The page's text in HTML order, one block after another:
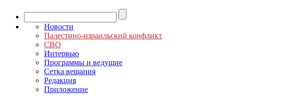
Новости
Палестино-израильский конфликт
СВО
Интервью
Программы и ведущие
Сетка вещания
Редакция
Приложение